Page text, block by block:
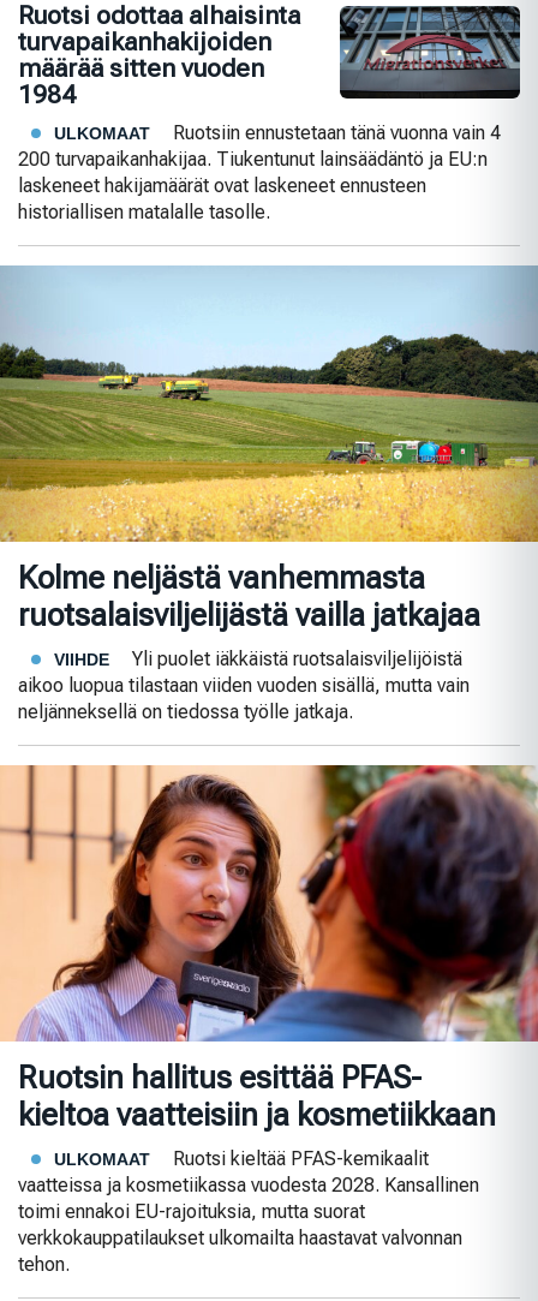
Ruotsi odottaa alhaisinta
turvapaikanhakijoiden
määrää sitten vuoden
1984
ULKOMAAT
Ruotsiin ennustetaan tänä vuonna vain 4
200 turvapaikanhakijaa. Tiukentunut lainsäädäntö ja EU:n
laskeneet hakijamäärät ovat laskeneet ennusteen
historiallisen matalalle tasolle.
Kolme neljästä vanhemmasta
ruotsalaisviljelijästä vailla jatkajaa
VIIHDE
Yli puolet iäkkäistä ruotsalaisviljelijöistä
aikoo luopua tilastaan viiden vuoden sisällä, mutta vain
neljänneksellä on tiedossa työlle jatkaja.
Ruotsin hallitus esittää PFAS-
kieltoa vaatteisiin ja kosmetiikkaan
ULKOMAAT
Ruotsi kieltää PFAS-kemikaalit
vaatteissa ja kosmetiikassa vuodesta 2028. Kansallinen
toimi ennakoi EU-rajoituksia, mutta suorat
verkkokauppatilaukset ulkomailta haastavat valvonnan
tehon.